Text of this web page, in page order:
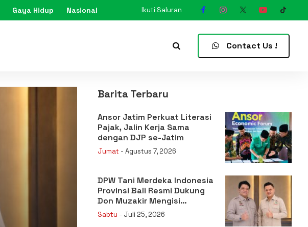
Gaya Hidup Nasional Ikuti Saluran
Contact Us !
Barita Terbaru
Ansor Jatim Perkuat Literasi
Pajak, Jalin Kerja Sama
dengan DJP se-Jatim
Jumat - Agustus 7, 2026
DPW Tani Merdeka Indonesia
Provinsi Bali Resmi Dukung
Don Muzakir Mengisi
Jabatan Wakil Menteri
Pertanian RI
Sabtu - Juli 25, 2026